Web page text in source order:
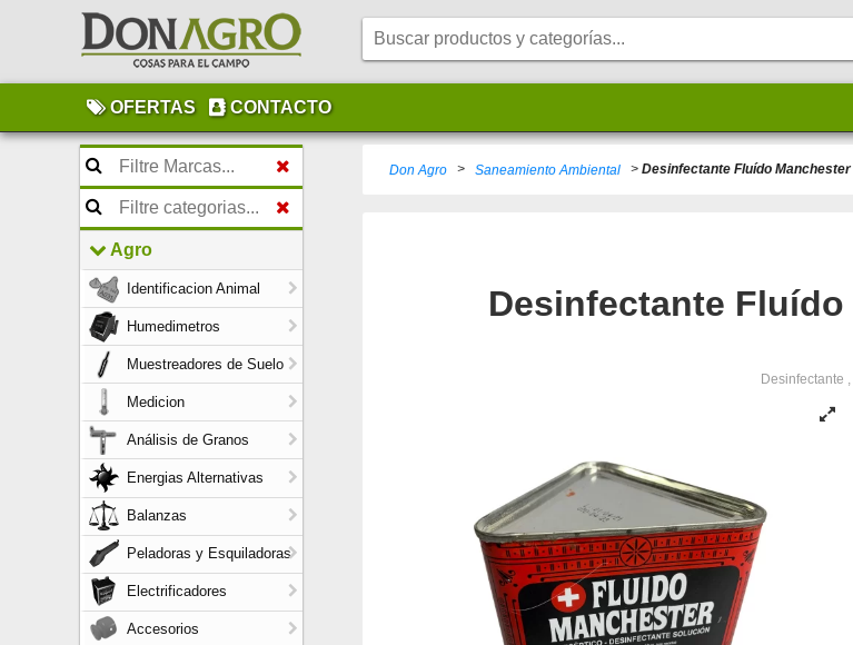
OFERTAS CONTACTO
Agro
Identificacion Animal
Humedimetros
Muestreadores de Suelo
Medicion
Análisis de Granos
Energias Alternativas
Balanzas
Peladoras y Esquiladoras
Electrificadores
Accesorios
Don Agro > Saneamiento Ambiental > Desinfectante Fluído
Desinfectante
Desinfectante